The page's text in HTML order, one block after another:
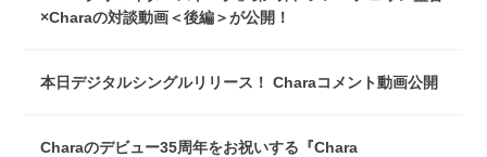
×Charaの対談動画＜後編＞が公開！
本日デジタルシングルリリース！ Charaコメント動画公開
Charaのデビュー35周年をお祝いする『Chara